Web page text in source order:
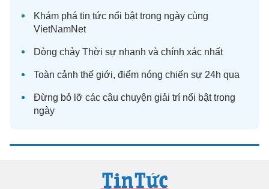
Khám phá tin tức nổi bật trong ngày cùng
VietNamNet
Dòng chảy Thời sự nhanh và chính xác nhất
Toàn cảnh thế giới, điểm nóng chiến sự 24h qua
Đừng bỏ lỡ các câu chuyện giải trí nổi bật trong
ngày